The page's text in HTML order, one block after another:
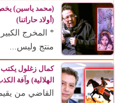
(محمد ياسين)
(أولاد حاراتنا)
* المخرج
منتج وليس...
الهلالية) وآفة
القاضي من